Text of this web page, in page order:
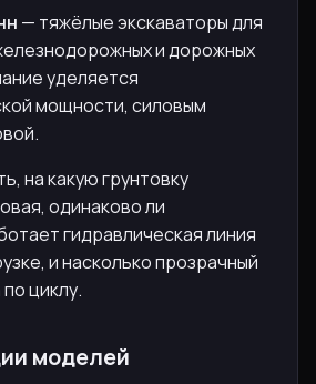
— тяжёлые экскаваторы для
и дорожных
уделяется
мощности, силовым
на какую грунтовку
одинаково ли
гидравлическая линия
и насколько прозрачный
циклу.
моделей